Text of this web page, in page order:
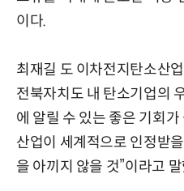
이다.
최재길 도 이차전지탄소산
전북자치도 내 탄소기업의
에 알릴 수 있는 좋은 기회가
산업이 세계적으로 인정받
을 아끼지 않을 것”이라고